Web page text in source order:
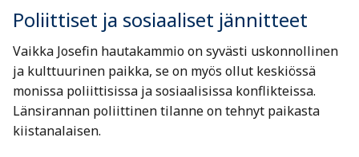
Poliittiset ja sosiaaliset jännitteet
Vaikka Josefin hautakammio on syvästi uskonnollinen
ja kulttuurinen paikka, se on myös ollut keskiössä
monissa poliittisissa ja sosiaalisissa konflikteissa.
Länsirannan poliittinen tilanne on tehnyt paikasta
kiistanalaisen.